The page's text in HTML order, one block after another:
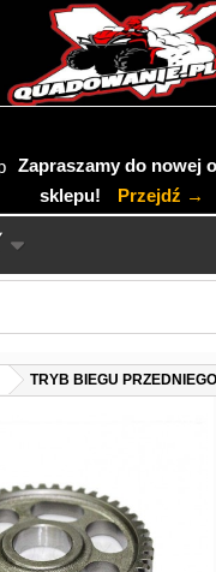
Zapraszamy do nowej
sklepu!
Przejdź →
TRYB BIEGU